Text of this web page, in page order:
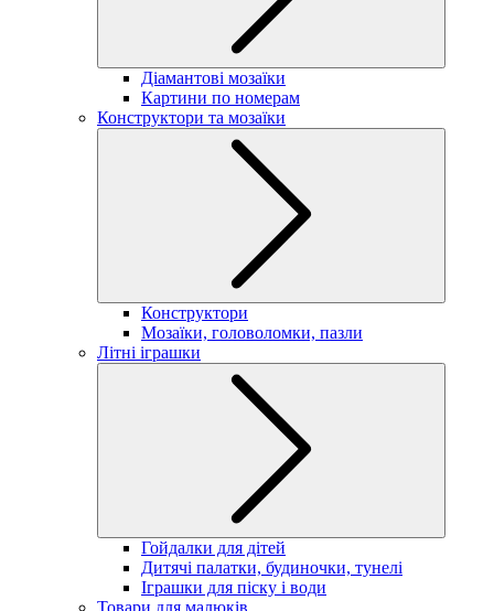
Діамантові мозаїки
Картини по номерам
Конструктори та мозаїки
Конструктори
Мозаїки, головоломки, пазли
Літні іграшки
Гойдалки для дітей
Дитячі палатки, будиночки, тунелі
Іграшки для піску і води
Товари для малюків